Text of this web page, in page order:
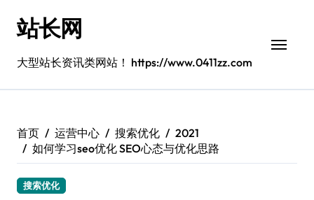
站长网
大型站长资讯类网站！ https://www.0411zz.com
首页 运营中心 搜索优化
2021
如何学习seo优化 SEO心态与优化思路
搜索优化